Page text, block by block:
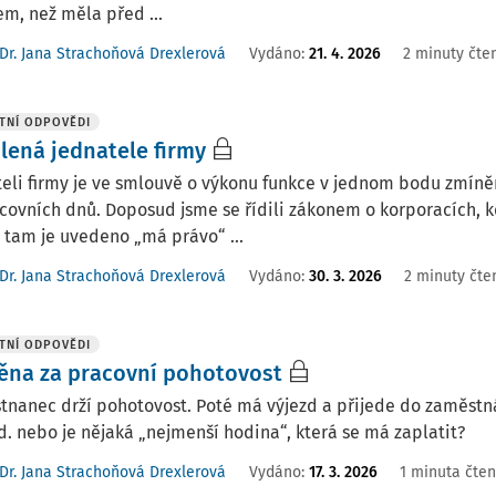
než měla před ...
Jana Strachoňová Drexlerová Vydáno: 21. 4. 2026 2 minuty
ODPOVĚDI
jednatele firmy
firmy je ve smlouvě o výkonu funkce v jednom bodu
dnů. Doposud jsme se řídili zákonem o
je uvedeno „má právo“ ...
Jana Strachoňová Drexlerová Vydáno: 30. 3. 2026 2 minuty
ODPOVĚDI
za pracovní pohotovost
drží pohotovost. Poté má výjezd a přijede do
nebo je nějaká „nejmenší hodina“, která se má zaplatit?
Jana Strachoňová Drexlerová Vydáno: 17. 3. 2026 1 minuta